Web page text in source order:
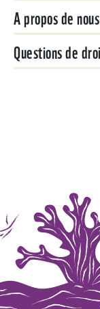
A propos de nous
Questions de